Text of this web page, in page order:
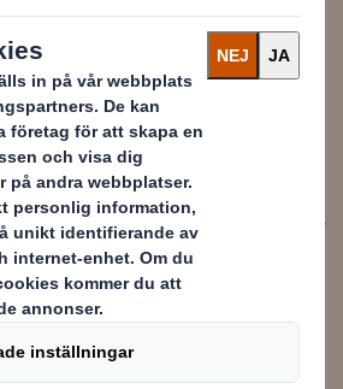
tryck och grafisk
harmonisera med
bruna
på DS Smith